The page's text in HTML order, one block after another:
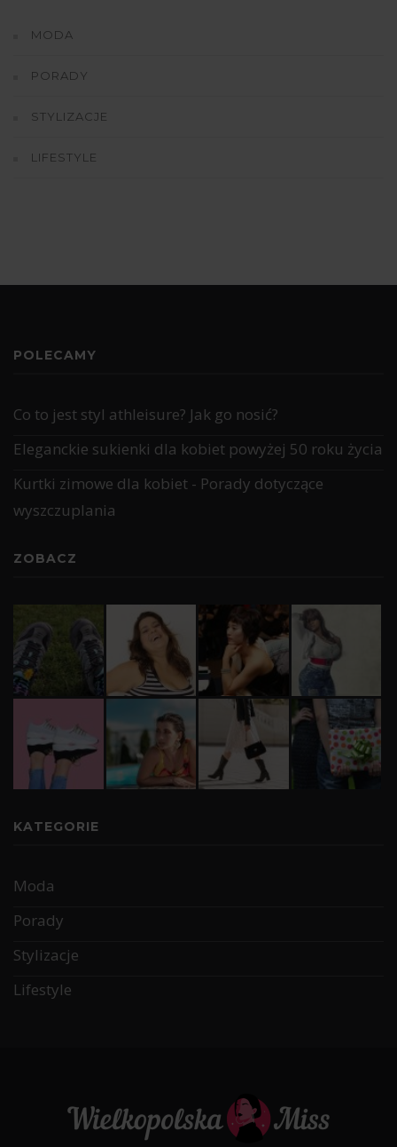
MODA
PORADY
STYLIZACJE
LIFESTYLE
POLECAMY
Co to jest styl athleisure? Jak go nosić?
Eleganckie sukienki dla kobiet powyżej 50 roku życia
Kurtki zimowe dla kobiet - Porady dotyczące
wyszczuplania
ZOBACZ
KATEGORIE
Moda
Porady
Stylizacje
Lifestyle